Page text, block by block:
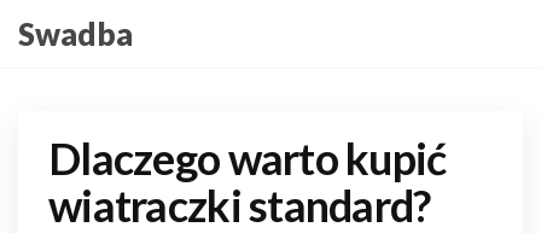
toSwadba
Dlaczego warto kupić
wiatraczki standard?